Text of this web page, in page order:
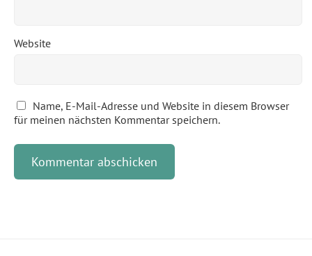
Website
Name, E-Mail-Adresse und Website in diesem Browser
für meinen nächsten Kommentar speichern.